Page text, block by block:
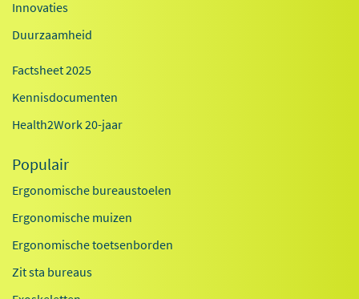
Innovaties
Duurzaamheid
Factsheet 2025
Kennisdocumenten
Health2Work 20-jaar
Populair
Ergonomische bureaustoelen
Ergonomische muizen
Ergonomische toetsenborden
Zit sta bureaus